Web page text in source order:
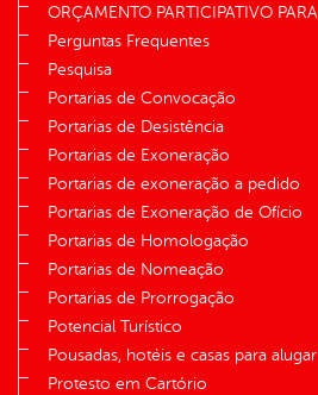
ORÇAMENTO PARTICIPATIVO
Perguntas Frequentes
Pesquisa
Portarias de Convocação
Portarias de Desistência
Portarias de Exoneração
Portarias de exoneração a pedido
Portarias de Exoneração de Ofício
Portarias de Homologação
Portarias de Nomeação
Portarias de Prorrogação
Potencial Turístico
Pousadas, hotéis e casas para alugar
Protesto em Cartório